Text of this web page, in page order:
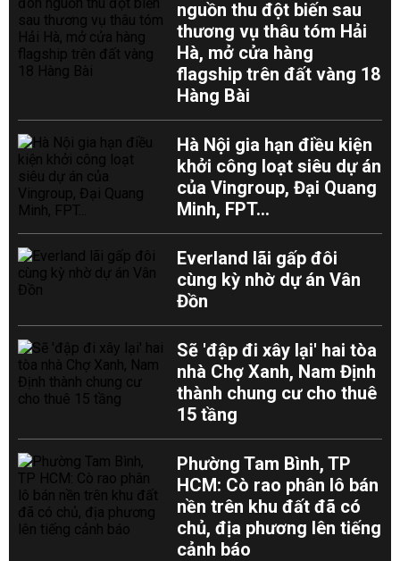
nguồn thu đột biến sau
thương vụ thâu tóm Hải
Hà, mở cửa hàng
flagship trên đất vàng 18
Hàng Bài
Hà Nội gia hạn điều kiện
khởi công loạt siêu dự án
của Vingroup, Đại Quang
Minh, FPT...
Everland lãi gấp đôi
cùng kỳ nhờ dự án Vân
Đồn
Sẽ 'đập đi xây lại' hai tòa
nhà Chợ Xanh, Nam Định
thành chung cư cho thuê
15 tầng
Phường Tam Bình, TP
HCM: Cò rao phân lô bán
nền trên khu đất đã có
chủ, địa phương lên tiếng
cảnh báo